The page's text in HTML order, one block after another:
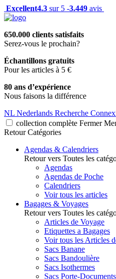
Excellent4.3 sur 5 -3.449 avis
650.000 clients satisfaits
Serez-vous le prochain?
Échantillons gratuits
Pour les articles à 5 €
80 ans d’expérience
Nous faisons la différence
NL Nederlands Recherche
collection complète Fermer
Retour Catégories
Agendas & Calendriers
Retour vers Toutes les
Agendas
Agendas de Poche
Calendriers
Voir tous les articles
Bagages & Voyages
Retour vers Toutes les
Articles de Voyage
Etiquettes a Bagages
Voir tous les Articles
Sacs Banane
Sacs Bandoulière
Sacs Isothermes
Sacs Porte-Documents